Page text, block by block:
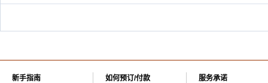
新手指南
如何预订/付款
服务承诺